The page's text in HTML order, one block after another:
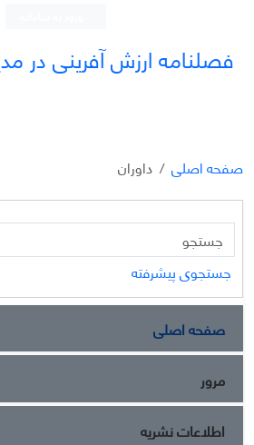
فصلنامه ارزش آفرینی در
صفحه اصلی داوران
جستجوی پیشرفته
صفحه اصلی
مرور
اطلاعات نشریه